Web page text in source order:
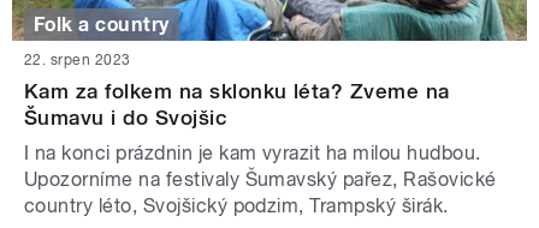
Folk a country
22. srpen 2023
Kam za folkem na sklonku léta? Zveme na
Šumavu i do Svojšic
I na konci prázdnin je kam vyrazit ha milou hudbou.
Upozorníme na festivaly Šumavský pařez, Rašovické
country léto, Svojšický podzim, Trampský širák.